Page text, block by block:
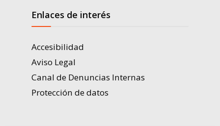
Enlaces de interés
Accesibilidad
Aviso Legal
Canal de Denuncias Internas
Protección de datos